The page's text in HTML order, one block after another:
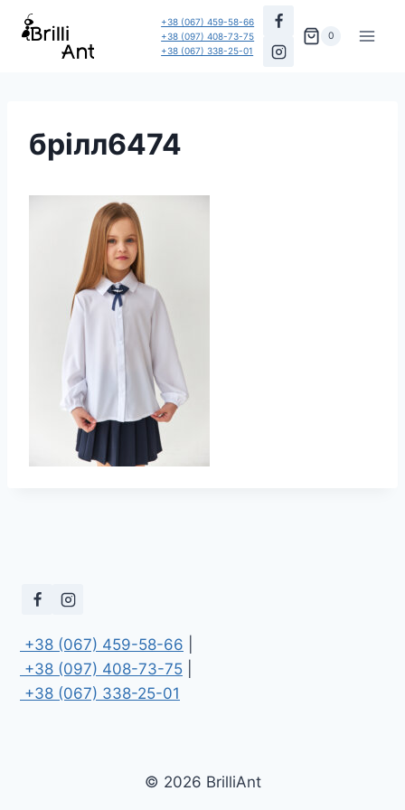
Перейти
+38 (067) 459-58-66
+38 (097) 408-73-75
+38 (067) 338-25-01
0
брілл6474
+38 (067) 459-58-66
+38 (097) 408-73-75
+38 (067) 338-25-01
© 2026 BrilliAnt